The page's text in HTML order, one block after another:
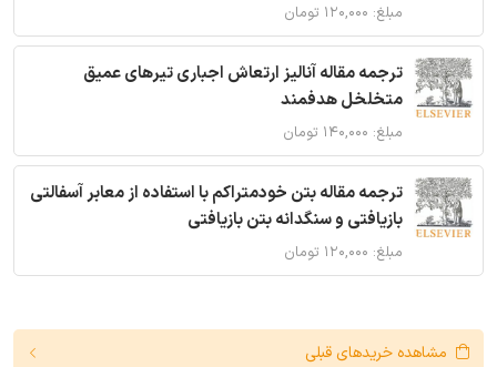
مبلغ: ۱۲۰,۰۰۰ تومان
ترجمه مقاله آنالیز ارتعاش اجباری تیرهای عمیق
متخلخل هدفمند
مبلغ: ۱۴۰,۰۰۰ تومان
ترجمه مقاله بتن خودمتراکم با استفاده از معابر آسفالتی
بازیافتی و سنگدانه بتن بازیافتی
مبلغ: ۱۲۰,۰۰۰ تومان
مشاهده خریدهای قبلی